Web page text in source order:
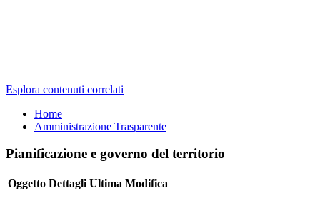
Esplora contenuti correlati
Home
Amministrazione Trasparente
Pianificazione e governo del territorio
Oggetto Dettagli Ultima Modifica